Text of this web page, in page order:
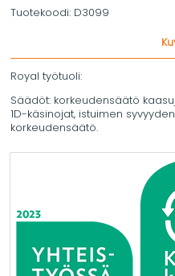
Tuotekoodi: D3099
Royal työtuoli:
Säädöt: korkeudensäätö
1D-käsinojat, istuimen
korkeudensäätö.